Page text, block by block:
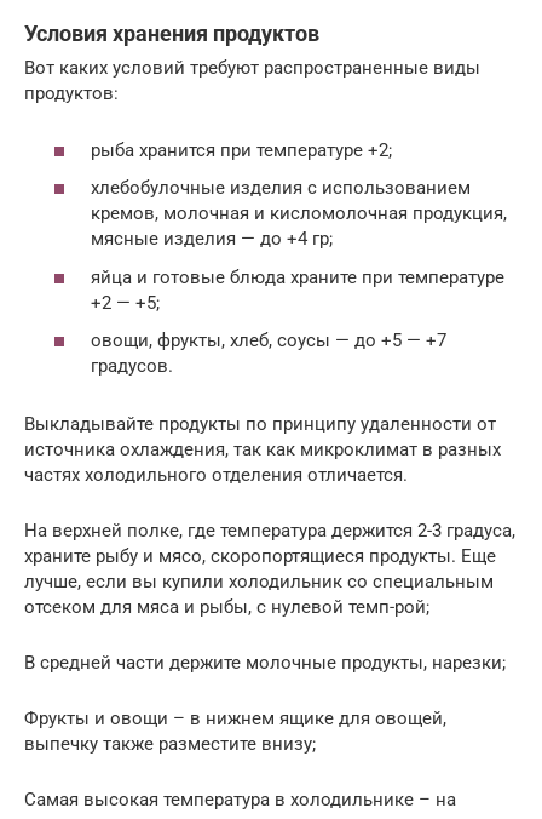
Условия хранения продуктов
Вот каких условий требуют распространенные виды
продуктов:
рыба хранится при температуре +2;
хлебобулочные изделия с использованием
кремов, молочная и кисломолочная продукция,
мясные изделия — до +4 гр;
яйца и готовые блюда храните при температуре
+2 — +5;
овощи, фрукты, хлеб, соусы — до +5 — +7
градусов.
Выкладывайте продукты по принципу удаленности от
источника охлаждения, так как микроклимат в разных
частях холодильного отделения отличается.
На верхней полке, где температура держится 2-3 градуса,
храните рыбу и мясо, скоропортящиеся продукты. Еще
лучше, если вы купили холодильник со специальным
отсеком для мяса и рыбы, с нулевой темп-рой;
В средней части держите молочные продукты, нарезки;
Фрукты и овощи – в нижнем ящике для овощей,
выпечку также разместите внизу;
Самая высокая температура в холодильнике – на